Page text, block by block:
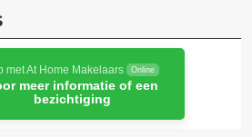
met At Home Makelaars Online
meer informatie of een
bezichtiging